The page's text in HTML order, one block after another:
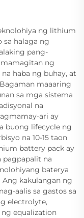
ng lithium
sa halaga ng
pang-
ng
haba ng buhay, at
maaaring
sa mga sistema
na
ari ay
buong lifecycle ng
na 10-15 taon
battery pack ay
pagpapalit na
baterya
kakulangan ng
aalis sa gastos sa
electrolyte,
equalization